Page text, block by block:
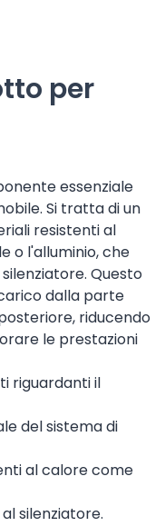
per
essenziale
Si tratta di un
resistenti al
o l'alluminio, che
Questo
dalla parte
riducendo
le prestazioni
riguardanti il
del sistema di
al calore come
silenziatore.